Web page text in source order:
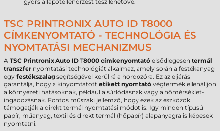
gyors állapotellenőrzést tesz lehetővé.
TSC PRINTRONIX AUTO ID T8000
CÍMKENYOMTATÓ - TECHNOLÓGIA ÉS
NYOMTATÁSI MECHANIZMUS
A TSC Printronix Auto ID T8000 címkenyomtató elsődlegesen termál
transzfer nyomtatási technológiát alkalmaz, amely során a festékanyag
egy festékszalag segítségével kerül rá a hordozóra. Ez az eljárás
garantálja, hogy a kinyomtatott etikett nyomtató végtermék ellenálljon
a környezeti hatásoknak, például a súrlódásnak vagy a hőmérséklet-
ingadozásnak. Fontos műszaki jellemző, hogy ezek az eszközök
támogatják a direkt termál nyomtatási módot is. Így minden típusú
papír, műanyag, textil és direkt termál (hőpapír) alapanyagra is képesek
nyomtatni.